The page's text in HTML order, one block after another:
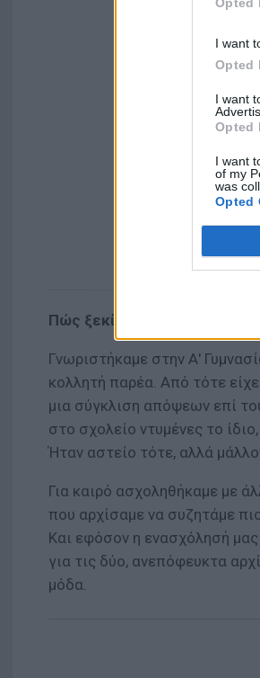
I want
Opted
I want
Opted
I want
of my
was
Opted
Πώς ξεκίνησαν όλα;
Γνωριστήκαμε στην Α'
κολλητή παρέα. Από τότε
μια σύγκλιση απόψεων επί
στο σχολείο ντυμένες το
Ήταν αστείο τότε, αλλά
Για καιρό ασχοληθήκαμε με
που αρχίσαμε να συζητάμε
Και εφόσον η ενασχόλησή
για τις δύο, ανεπόφευκτα
μόδα.